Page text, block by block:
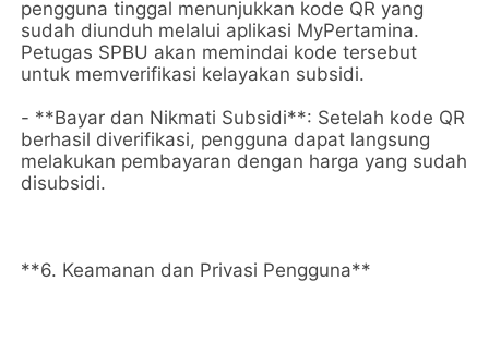
pengguna tinggal menunjukkan kode QR yang
sudah diunduh melalui aplikasi MyPertamina.
Petugas SPBU akan memindai kode tersebut
untuk memverifikasi kelayakan subsidi.
- **Bayar dan Nikmati Subsidi**: Setelah kode QR
berhasil diverifikasi, pengguna dapat langsung
melakukan pembayaran dengan harga yang sudah
disubsidi.
**6. Keamanan dan Privasi Pengguna**